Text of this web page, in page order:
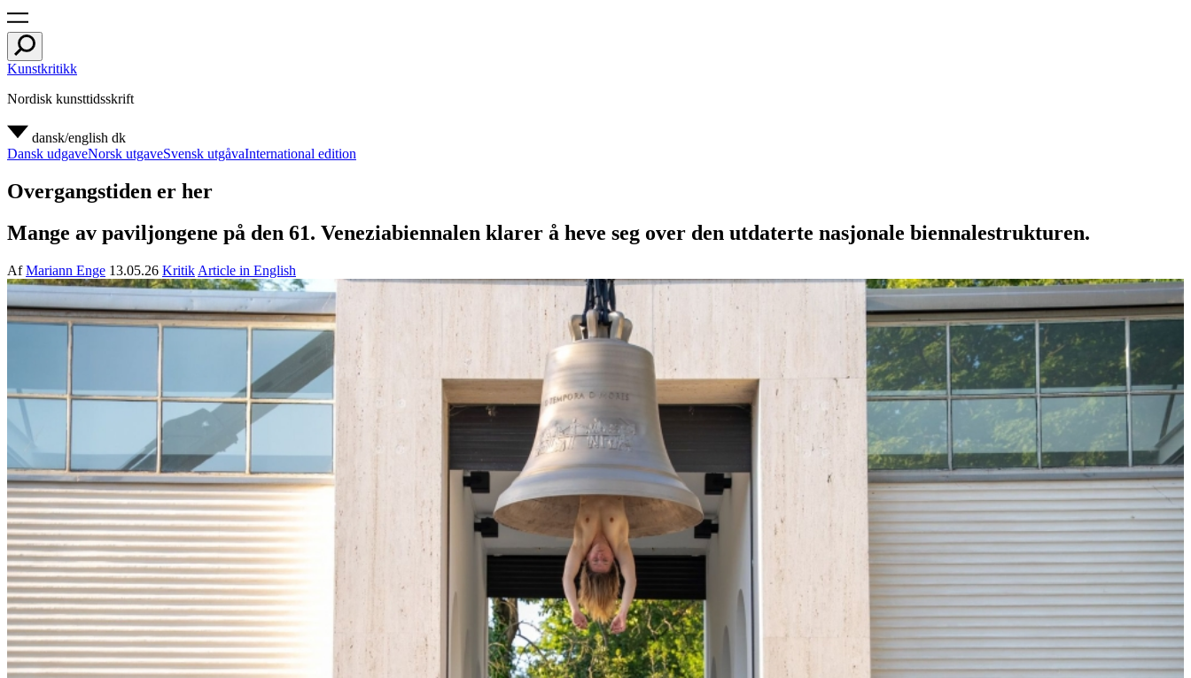
Kunstkritikk
Nordisk kunsttidsskrift
dansk/english dk
Dansk udgaveNorsk utgaveSvensk utgåvaInternational edition
Overgangstiden er her
Mange av paviljongene på den 61. Veneziabiennalen klarer å heve seg over den utdaterte nasjonale biennalestrukturen.
AfMariann Enge 13.05.26 Kritik Article in English